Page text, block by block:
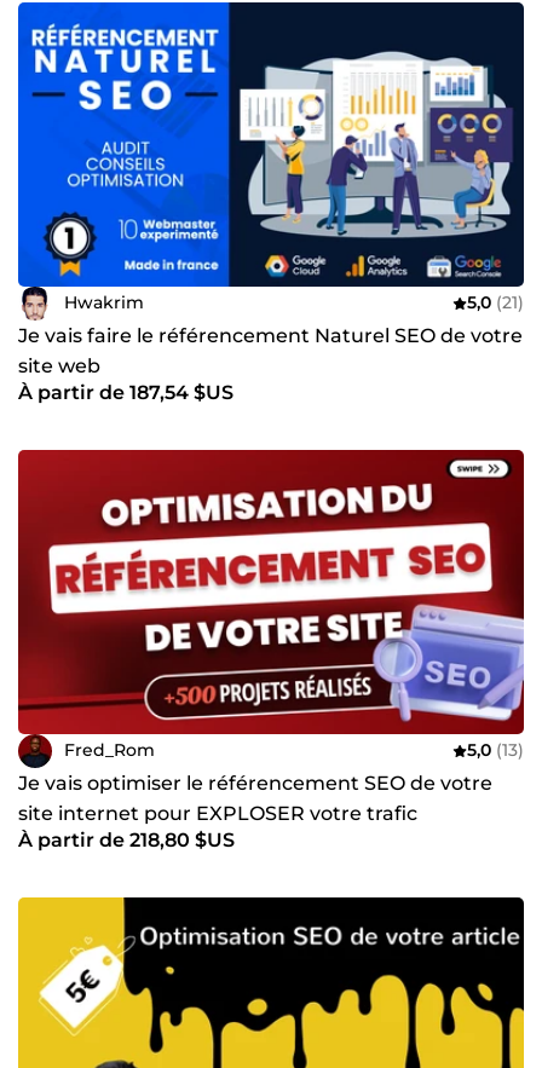
Hwakrim 5,0 (21)
Je vais faire le référencement Naturel SEO de votre
site web
À partir de 187,54 $US
Fred_Rom 5,0 (13)
Je vais optimiser le référencement SEO de votre
site internet pour EXPLOSER votre trafic
À partir de 218,80 $US